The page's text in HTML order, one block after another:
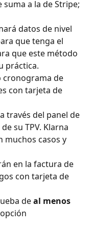
a la de Stripe;
datos de nivel
que tenga el
que este método
práctica.
cronograma de
con tarjeta de
través del panel de
su TPV. Klarna
muchos casos y
en la factura de
con tarjeta de
de al menos